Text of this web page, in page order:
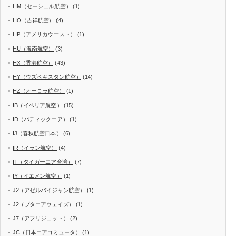
HM（セーシェル航空） (1)
HO（吉祥航空） (4)
HP（アメリカウエスト） (1)
HU（海南航空） (3)
HX（香港航空） (43)
HY（ウズベキスタン航空） (14)
HZ（オーロラ航空） (1)
IB（イベリア航空） (15)
ID（バティックエア） (1)
IJ（春秋航空日本） (6)
IR（イラン航空） (4)
IT（タイガーエア台湾） (7)
IY（イエメン航空） (1)
J2（アゼルバイジャン航空） (1)
J2（ブタエアウェイズ） (1)
J7（アフリジェット） (2)
JC（日本エアコミュータ） (1)